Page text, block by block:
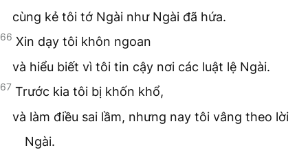
cùng kẻ tôi tớ Ngài như Ngài đã hứa.
66 Xin dạy tôi khôn ngoan
và hiểu biết vì tôi tin cậy nơi các luật lệ Ngài.
67 Trước kia tôi bị khốn khổ,
và làm điều sai lầm, nhưng nay tôi vâng theo lời
Ngài.